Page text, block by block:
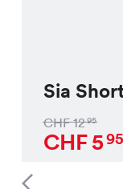
Sia
CHF1295
CHF595